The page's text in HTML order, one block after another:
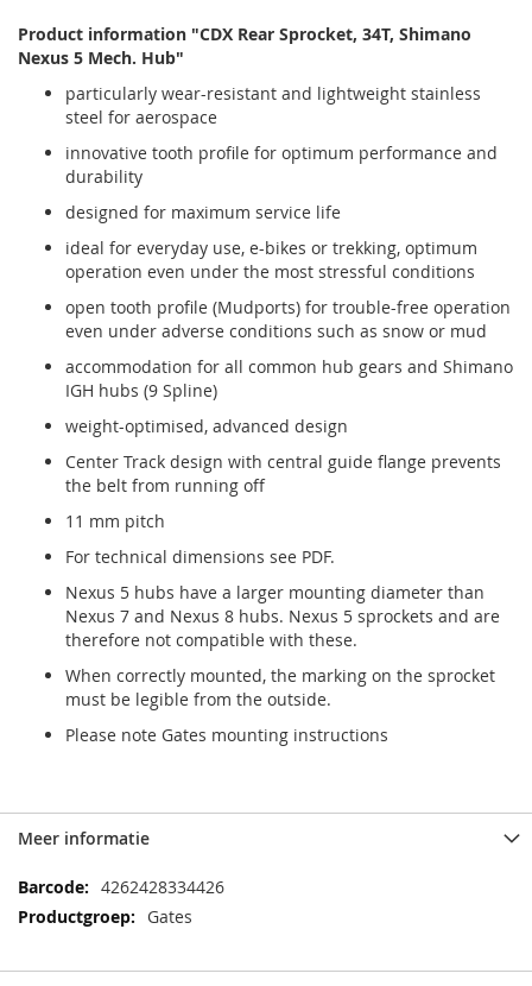
Product information "CDX Rear Sprocket, 34T, Shimano
Nexus 5 Mech. Hub"
particularly wear-resistant and lightweight stainless
steel for aerospace
innovative tooth profile for optimum performance and
durability
designed for maximum service life
ideal for everyday use, e-bikes or trekking, optimum
operation even under the most stressful conditions
open tooth profile (Mudports) for trouble-free operation
even under adverse conditions such as snow or mud
accommodation for all common hub gears and Shimano
IGH hubs (9 Spline)
weight-optimised, advanced design
Center Track design with central guide flange prevents
the belt from running off
11 mm pitch
For technical dimensions see PDF.
Nexus 5 hubs have a larger mounting diameter than
Nexus 7 and Nexus 8 hubs. Nexus 5 sprockets and are
therefore not compatible with these.
When correctly mounted, the marking on the sprocket
must be legible from the outside.
Please note Gates mounting instructions
Meer informatie
Meer
informatie
4262428334426
Gates